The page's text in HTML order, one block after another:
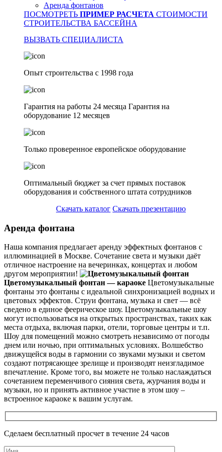
Аренда фонтанов
ПОСМОТРЕТЬ ПРИМЕР РАСЧЕТА СТОИМОСТИ
СТРОИТЕЛЬСТВА БАССЕЙНА
ВЫЗВАТЬ СПЕЦИАЛИСТА
Опыт строительства с 1998 года
Гарантия на работы 24 месяца Гарантия на
оборудование 12 месяцев
Только проверенное европейское оборудование
Оптимальный бюджет за счет прямых поставок
оборудования и собственного штата сотрудников
Скачать каталог Скачать презентацию
Аренда фонтана
Наша компания предлагает аренду эффектных фонтанов с
иллюминацией в Москве. Сочетание света и музыки даёт
отличное настроение на вечеринках, концертах и любом
другом мероприятии!
Цветомузыкальный фонтан — караоке Цветомузыкальные
фонтаны это фонтаны с идеальной синхронизацией водных и
цветовых эффектов. Струи фонтана, музыка и свет — всё
сведено в единое феерическое шоу. Цветомузыкальные шоу
могут использоваться на открытых пространствах, таких как
места отдыха, включая парки, отели, торговые центры и т.п.
Шоу для помещений можно смотреть независимо от погоды
днем или ночью, при оптимальных условиях. Волшебство
движущейся воды в гармонии со звуками музыки и светом
создают потрясающее зрелище и производят неизгладимое
впечатление. Кроме того, вы можете не только наслаждаться
сочетанием переменчивого сияния света, журчания воды и
музыки, но и принять активное участие в этом шоу –
встроенное караоке к вашим услугам.
Сделаем бесплатный просчет в течение 24 часов